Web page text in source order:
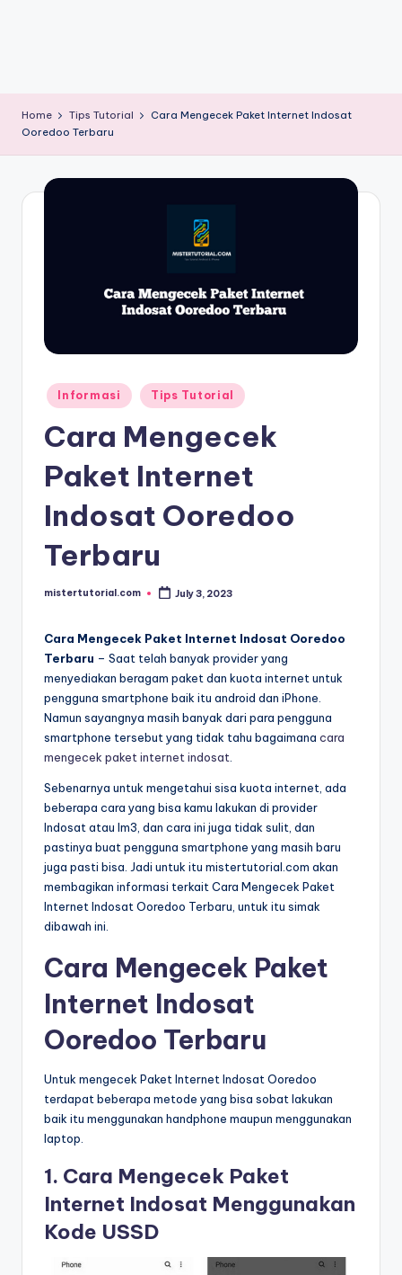
Home Tips Tutorial
Cara Mengecek Paket Internet Indosat
Ooredoo Terbaru
Posted
in
Informasi Tips Tutorial
Cara Mengecek
Paket Internet
Indosat Ooredoo
Terbaru
Posted
mistertutorial.com July 3, 2023
Cara Mengecek Paket Internet Indosat Ooredoo
Terbaru – Saat telah banyak provider yang
menyediakan beragam paket dan kuota internet untuk
pengguna smartphone baik itu android dan iPhone.
Namun sayangnya masih banyak dari para pengguna
smartphone tersebut yang tidak tahu bagaimana cara
mengecek paket internet indosat.
Sebenarnya untuk mengetahui sisa kuota internet, ada
beberapa cara yang bisa kamu lakukan di provider
Indosat atau Im3, dan cara ini juga tidak sulit, dan
pastinya buat pengguna smartphone yang masih baru
juga pasti bisa. Jadi untuk itu mistertutorial.com akan
membagikan informasi terkait Cara Mengecek Paket
Internet Indosat Ooredoo Terbaru, untuk itu simak
dibawah ini.
Cara Mengecek Paket
Internet Indosat
Ooredoo Terbaru
Untuk mengecek Paket Internet Indosat Ooredoo
terdapat beberapa metode yang bisa sobat lakukan
baik itu menggunakan handphone maupun menggunakan
laptop.
1. Cara Mengecek Paket
Internet Indosat Menggunakan
Kode USSD